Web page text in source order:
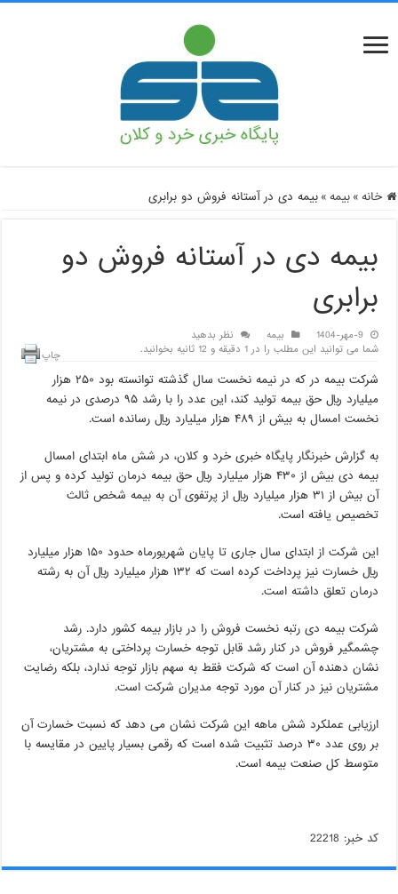
خانه » بیمه » بیمه دی در آستانه فروش دو برابری
بیمه دی در آستانه فروش دو
برابری
9-مهر-1404 بیمه
نظر بدهید
شما می توانید این مطلب را در 1 دقیقه و 12 ثانیه بخوانید.
چاپ
شرکت بیمه در که در نیمه نخست سال گذشته توانسته بود ۲۵۰ هزار
میلیارد ریال حق بیمه تولید کند، این عدد را با رشد ۹۵ درصدی در نیمه
نخست امسال به بیش از ۴۸۹ هزار میلیارد ریال رسانده است.
به گزارش خبرنگار پایگاه خبری خرد و کلان، در شش ماه ابتدای امسال
بیمه دی بیش از ۴۳۰ هزار میلیارد ریال حق بیمه درمان تولید کرده و پس از
آن بیش از ۳۱ هزار میلیارد ریال از پرتفوی آن به بیمه شخص ثالث
تخصیص یافته است.
این شرکت از ابتدای سال جاری تا پایان شهریورماه حدود ۱۵۰ هزار میلیارد
ریال خسارت نیز پرداخت کرده است که ۱۳۲ هزار میلیارد ریال آن به رشته
درمان تعلق داشته است.
شرکت بیمه دی رتبه نخست فروش را در بازار بیمه کشور دارد. رشد
چشمگیر فروش در کنار رشد قابل توجه خسارت پرداختی به مشتریان،
نشان دهنده آن است که شرکت فقط به سهم بازار توجه ندارد، بلکه رضایت
مشتریان نیز در کنار آن مورد توجه مدیران شرکت است.
ارزیابی عملکرد شش ماهه این شرکت نشان می دهد که نسبت خسارت آن
بر روی عدد ۳۰ درصد تثبیت شده است که رقمی بسیار پایین در مقایسه با
متوسط کل صنعت بیمه است.
کد خبر: 22218